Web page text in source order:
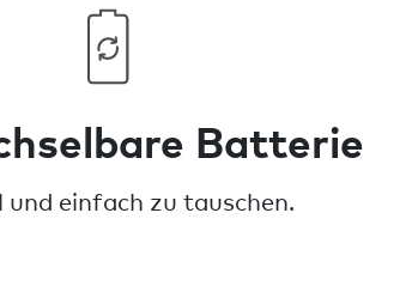
Batterie
und einfach zu tauschen.